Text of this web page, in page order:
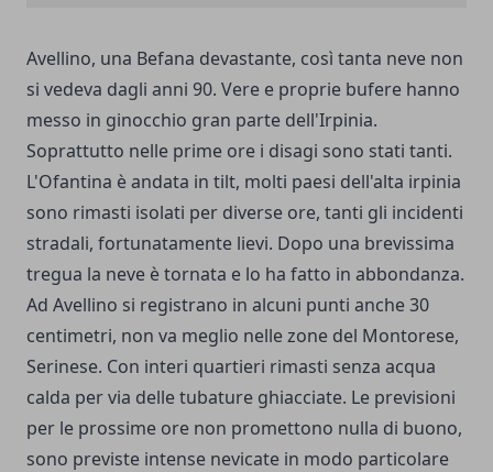
Avellino, una Befana devastante, così tanta neve non
si vedeva dagli anni 90. Vere e proprie bufere hanno
messo in ginocchio gran parte dell'Irpinia.
Soprattutto nelle prime ore i disagi sono stati tanti.
L'Ofantina è andata in tilt, molti paesi dell'alta irpinia
sono rimasti isolati per diverse ore, tanti gli incidenti
stradali, fortunatamente lievi. Dopo una brevissima
tregua la neve è tornata e lo ha fatto in abbondanza.
Ad Avellino si registrano in alcuni punti anche 30
centimetri, non va meglio nelle zone del Montorese,
Serinese. Con interi quartieri rimasti senza acqua
calda per via delle tubature ghiacciate. Le previsioni
per le prossime ore non promettono nulla di buono,
sono previste intense nevicate in modo particolare